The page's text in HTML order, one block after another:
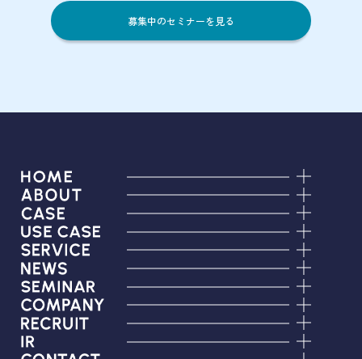
募集中のセミナーを見る